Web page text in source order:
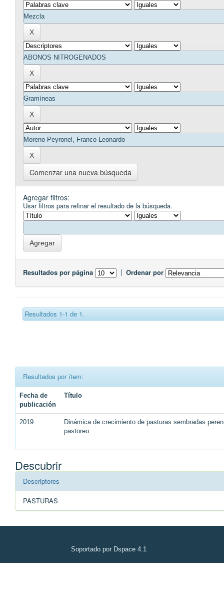
Comenzar una nueva búsqueda
Agregar filtros:
Usar filtros para refinar el resultado de la búsqueda.
Resultados por página | Ordenar por
Resultados 1-1 de 1.
Resultados por ítem:
Fecha de
publicación
Título
2019
Dinámica de crecimiento de pasturas sembradas
pastoreo
Descubrir
Descriptores
PASTURAS
Soportado por Dspace 4.1